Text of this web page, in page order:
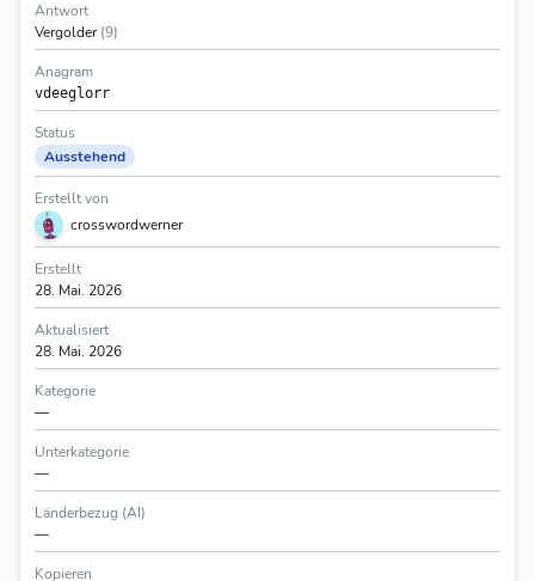
Antwort
Vergolder(9)
Anagram
vdeeglorr
Status
Ausstehend
Erstellt von
crosswordwerner
Erstellt
28. Mai. 2026
Aktualisiert
28. Mai. 2026
Kategorie
—
Unterkategorie
—
Länderbezug (AI)
—
Kopieren